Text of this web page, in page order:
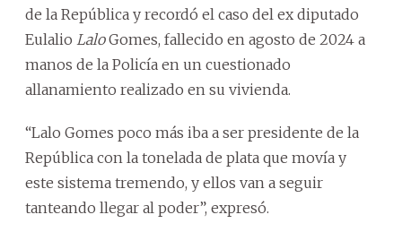
de la República y recordó el caso del ex diputado
Eulalio LaloGomes, fallecido en agosto de 2024 a
manos de la Policía en un cuestionado
allanamiento realizado en su vivienda.
“Lalo Gomes poco más iba a ser presidente de la
República con la tonelada de plata que movía y
este sistema tremendo, y ellos van a seguir
tanteando llegar al poder”, expresó.